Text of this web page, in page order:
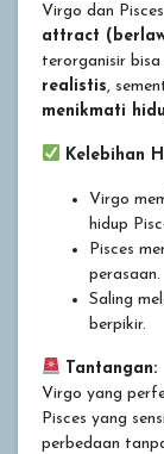
Virgo dan
attract
terorganisir bisa
realistis,
menikmati
Kelebihan
Virgo
hidup
Pisces
perasaan.
Saling
berpikir.
Tantangan:
Virgo yang
Pisces yang
perbedaan